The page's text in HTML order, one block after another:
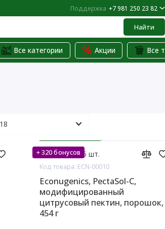
Поддержка +7 981 250 23 82
Найти
Все категории Акции Все
+ 320 бонусов
На складе: 5 шт.
Код товара: ECN-00010
Econugenics, PectaSol-C,
модифицированный
цитрусовый пектин, порошок,
454 г